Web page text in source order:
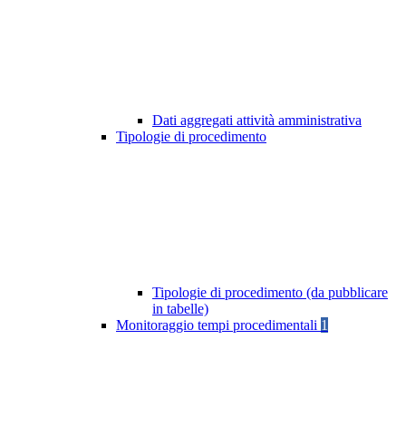
Dati aggregati attività amministrativa
Tipologie di procedimento
Tipologie di procedimento (da pubblicare
in tabelle)
Monitoraggio tempi procedimentali 1